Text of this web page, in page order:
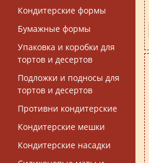
Кондитерские формы
Бумажные формы
Упаковка и коробки для
тортов и десертов
Подложки и подносы для
тортов и десертов
Противни кондитерские
Кондитерские мешки
Кондитерские насадки